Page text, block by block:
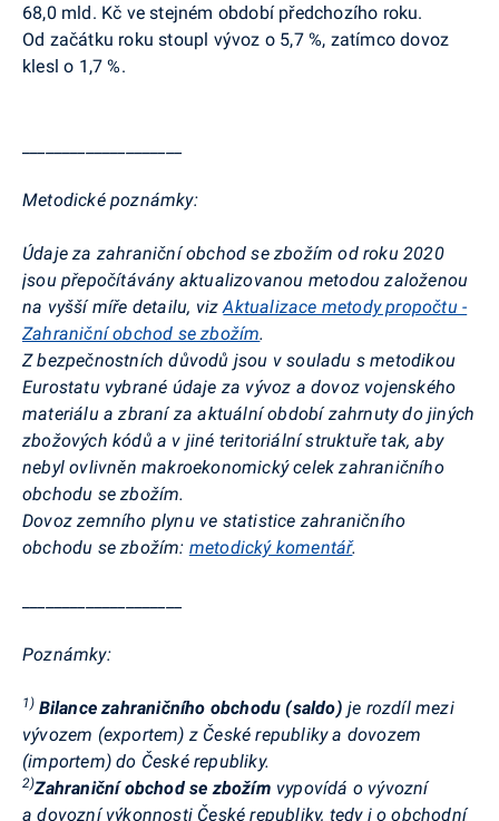
68,0 mld. Kč ve stejném období předchozího roku.
Od začátku roku stoupl vývoz o 5,7 %, zatímco dovoz
klesl o 1,7 %.
Metodické poznámky:
Údaje za zahraniční obchod se zbožím od roku 2020
jsou přepočítávány aktualizovanou metodou založenou
na vyšší míře detailu, vizAktualizace metody propočtu -
Zahraniční obchod se zbožím.
Z bezpečnostních důvodů jsou v souladu s metodikou
Eurostatu vybrané údaje za vývoz a dovoz vojenského
materiálu a zbraní za aktuální období zahrnuty do jiných
zbožových kódů a v jiné teritoriální struktuře tak, aby
nebyl ovlivněn makroekonomický celek zahraničního
obchodu se zbožím.
Dovoz zemního plynu ve statistice zahraničního
obchodu se zbožím: metodický komentář.
Poznámky:
1) Bilance zahraničního obchodu (saldo) je rozdíl mezi
vývozem (exportem) z České republiky a dovozem
(importem) do České republiky.
2)Zahraniční obchod se zbožím vypovídá o vývozní
a dovozní výkonnosti České republiky, tedy i o obchodní